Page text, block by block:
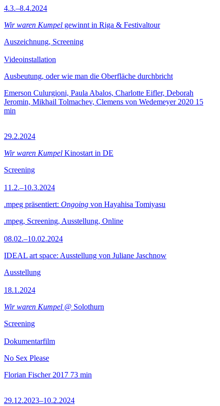
4.3.–8.4.2024
Wir waren Kumpel gewinnt in Riga & Festivaltour
Auszeichnung, Screening
Videoinstallation
Ausbeutung, oder wie man die Oberfläche durchbricht
Emerson Culurgioni, Paula Abalos, Charlotte Eifler, Deborah
Jeromin, Mikhail Tolmachev, Clemens von Wedemeyer 2020 15
min
29.2.2024
Wir waren Kumpel Kinostart in DE
Screening
11.2.–10.3.2024
.mpeg präsentiert: Ongoing von Hayahisa Tomiyasu
.mpeg, Screening, Ausstellung, Online
08.02.–10.02.2024
IDEAL art space: Ausstellung von Juliane Jaschnow
Ausstellung
18.1.2024
Wir waren Kumpel @ Solothurn
Screening
Dokumentarfilm
No Sex Please
Florian Fischer 2017 73 min
29.12.2023–10.2.2024